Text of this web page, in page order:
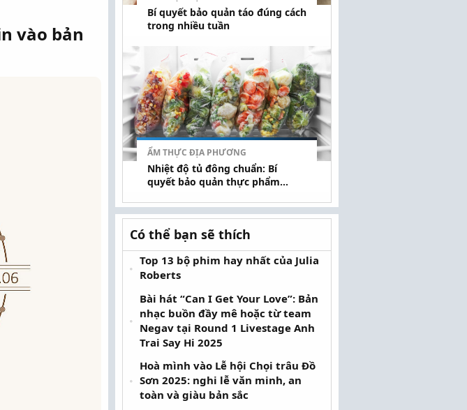
vào bản
Bí quyết bảo quản táo đúng cách
trong nhiều tuần
ẨM THỰC ĐỊA PHƯƠNG
Nhiệt độ tủ đông chuẩn: Bí
quyết bảo quản thực phẩm...
Có thể bạn sẽ thích
Top 13 bộ phim hay nhất của Julia
Roberts
Bài hát “Can I Get Your Love”: Bản
nhạc buồn đầy mê hoặc từ team
Negav tại Round 1 Livestage Anh
Trai Say Hi 2025
Hoà mình vào Lễ hội Chọi trâu Đồ
Sơn 2025: nghi lễ văn minh, an
toàn và giàu bản sắc